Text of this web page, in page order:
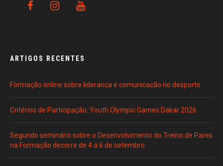
ARTIGOS RECENTES
Formação online sobre liderança e comunicação no desporto
Critérios de Participação: Youth Olympic Games Dakar 2026
Segundo seminário sobre o Desenvolvimento do Treino de Pares
na Formação decorre de 4 a 6 de setembro